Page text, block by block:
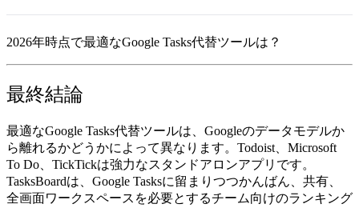
2026年時点で最適なGoogle Tasks代替ツールは？
最終結論
最適なGoogle Tasks代替ツールは、Googleのデータモデルか
ら離れるかどうかによって異なります。 Todoist
Microsoft
To Do
TickTickは強力なスタンドアロンアプリです。
TasksBoardは、Google Tasksに留まりつつかんばん、共有、
全画面ワークスペースを必要とするチーム向けのランキング